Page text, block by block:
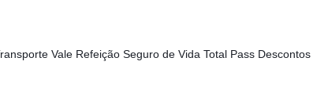
Vale Refeição Seguro de Vida Total Pass Descontos